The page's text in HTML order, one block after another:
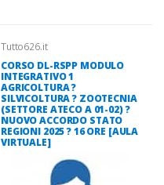
Tutto626.it
CORSO DL-RSPP MODULO
INTEGRATIVO 1
AGRICOLTURA ?
SILVICOLTURA ? ZOOTECNIA
(SETTORE ATECO A 01-02) ?
NUOVO ACCORDO STATO
REGIONI 2025 ? 16 ORE [AULA
VIRTUALE]